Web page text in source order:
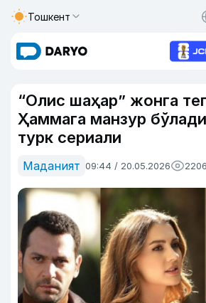
Тошкент
“Олис шаҳар” жонга
Ҳаммага манзур
турк сериали
Маданият 09:44 / 20.05.2026 2206